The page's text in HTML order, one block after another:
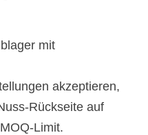
mit
akzeptieren,
Rückseite auf
Limit.